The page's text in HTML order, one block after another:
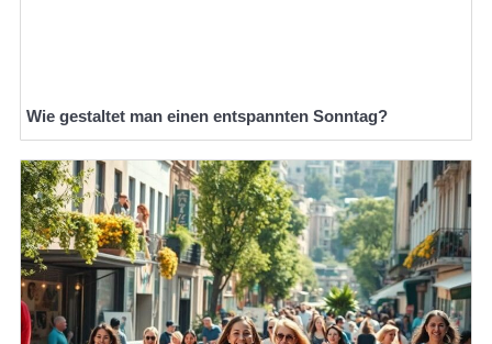
Wie gestaltet man einen entspannten Sonntag?